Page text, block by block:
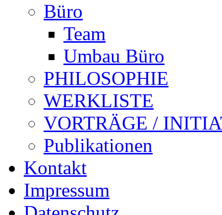
Büro
Team
Umbau Büro
PHILOSOPHIE
WERKLISTE
VORTRÄGE /
Publikationen
Kontakt
Impressum